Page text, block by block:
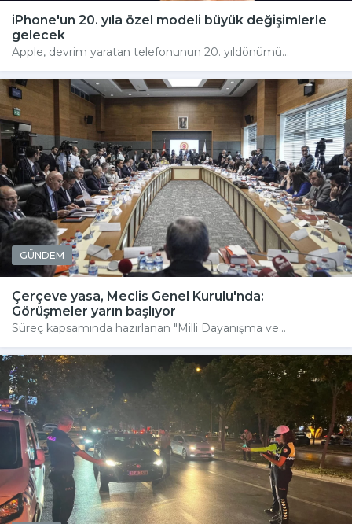
iPhone'un 20. yıla özel modeli büyük değişimlerle
gelecek
Apple, devrim yaratan telefonunun 20. yıldönümü...
GÜNDEM
Çerçeve yasa, Meclis Genel Kurulu'nda:
Görüşmeler yarın başlıyor
Süreç kapsamında hazırlanan "Milli Dayanışma ve...